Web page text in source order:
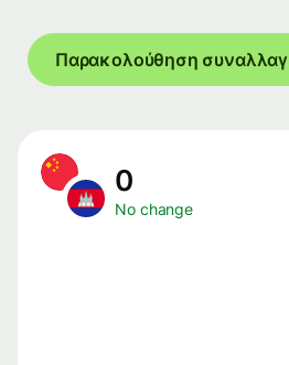
Παρακολούθηση
0
No change